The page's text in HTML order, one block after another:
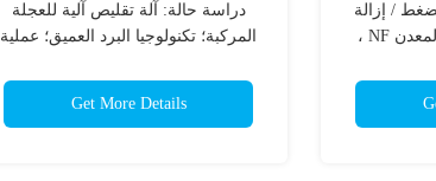
دراسة حالة: آلة تقليص آلية للعجلة
المركبة؛ تكنولوجيا البرد العميق؛ عملية
Get More Details
/ إزالة
التجفيف للصب الزنك ، المعدن NF ،